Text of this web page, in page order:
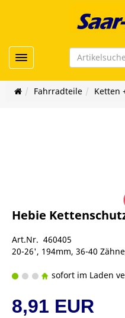
Toggle navigation
Fahrradteile Ketten
Hebie Kettenschutz
Art.Nr. 460405
20-26', 194mm, 36-40
sofort im Laden
8,91 EUR